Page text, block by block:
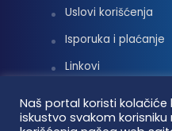
Uslovi korišćenja
Isporuka i plaćanje
Linkovi
Naš portal koristi kolačiće
iskustvo svakom